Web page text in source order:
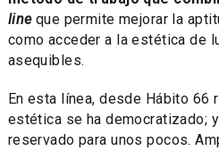
lineque permite mejorar la
como acceder a la estética de
asequibles.
En esta línea, desde Hábito 66
estética se ha democratizado;
reservado para unos pocos.